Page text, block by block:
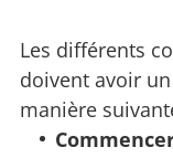
Les différents
doivent avoir
manière